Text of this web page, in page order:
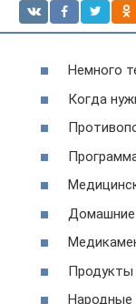
Немного
Когда
Продукты
Народные